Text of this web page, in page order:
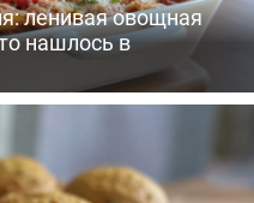
ленивая овощная
нашлось в